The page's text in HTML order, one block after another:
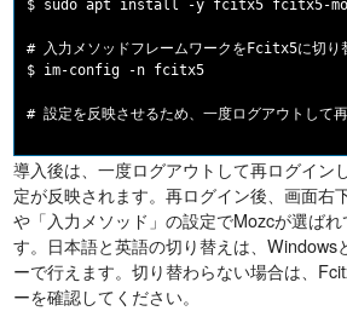
$ sudo apt install -y fcitx5 fcitx5-
# 入力メソッドフレームワークをFcitx5に切り
$ im-config -n fcitx5
導入後は、一度ログアウトして再ログイン
定が反映されます。再ログイン後、画面右
や「入力メソッド」の設定でMozcが選ば
す。日本語と英語の切り替えは、Windows
ーで行えます。切り替わらない場合は、
ーを確認してください。